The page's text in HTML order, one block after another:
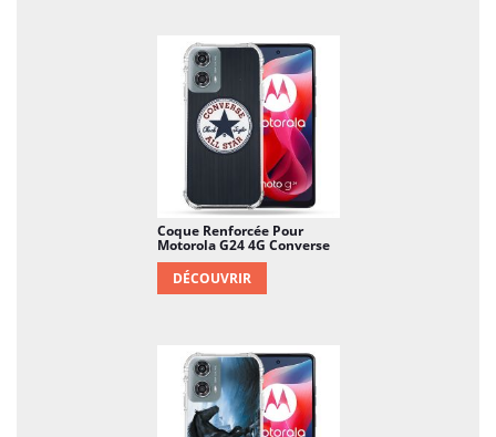
Coque Renforcée Pour
Motorola G24 4G Converse
DÉCOUVRIR